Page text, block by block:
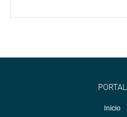
PORTAL
Inicio